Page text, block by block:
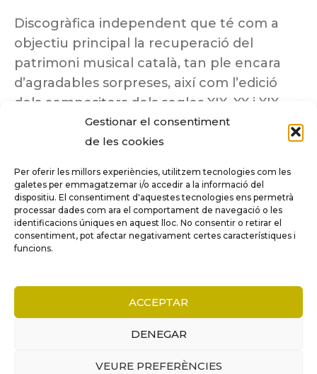
Gestionar el consentiment
de les cookies
Per oferir les millors experiències, utilitzem tecnologies com les
galetes per emmagatzemar i/o accedir a la informació del
dispositiu. El consentiment d'aquestes tecnologies ens permetrà
processar dades com ara el comportament de navegació o les
identificacions úniques en aquest lloc. No consentir o retirar el
consentiment, pot afectar negativament certes característiques i
funcions.
ACCEPTAR
DENEGAR
VEURE PREFERÈNCIES
Discogràfica independent que té com a
objectiu principal la recuperació del
patrimoni musical català, tan ple encara
d’agradables sorpreses, així com l’edició
dels compositors dels segles XIX, XX i XIX
insuficientment coneguts.
Tots els drets reservats a ©Columna
Música.
COMPARE (0)